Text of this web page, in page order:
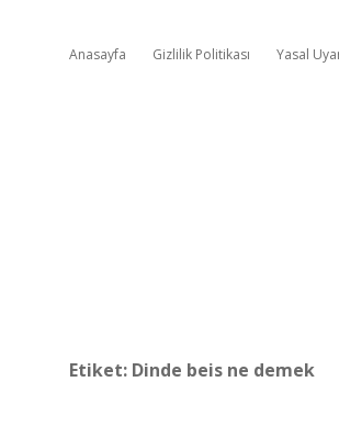
Anasayfa Gizlilik Politikası Yasal
Etiket: Dinde beis ne demek